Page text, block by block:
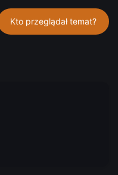
Kto przeglądał temat?